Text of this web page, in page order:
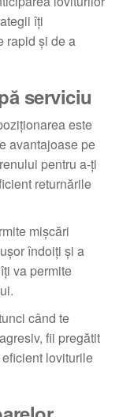
îți
rapid și de a
serviciu
este
avantajoase pe
pentru a-ți
returnările
mișcări
îndoiți și a
va permite
când te
fii pregătit
loviturile